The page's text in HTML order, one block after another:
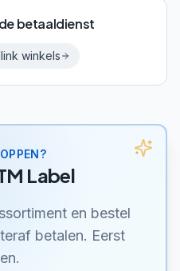
betaaldienst
winkels
Label
en bestel
betalen. Eerst